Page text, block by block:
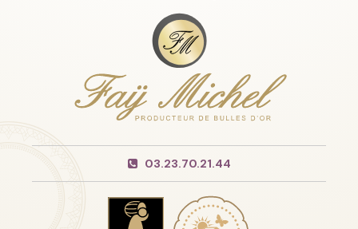
03.23.70.21.44